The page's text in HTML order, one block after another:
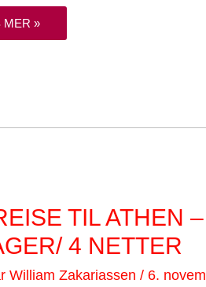
MER »
TIL ATHEN
4 NETTER
William Zakariassen/ 6.